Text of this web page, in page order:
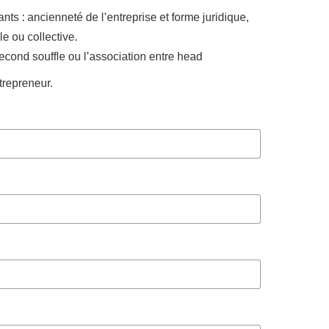
: ancienneté de l’entreprise et forme juridique,
ou collective.
souffle ou l’association entre head